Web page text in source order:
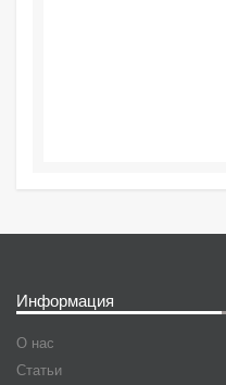
Информация
О нас
Статьи